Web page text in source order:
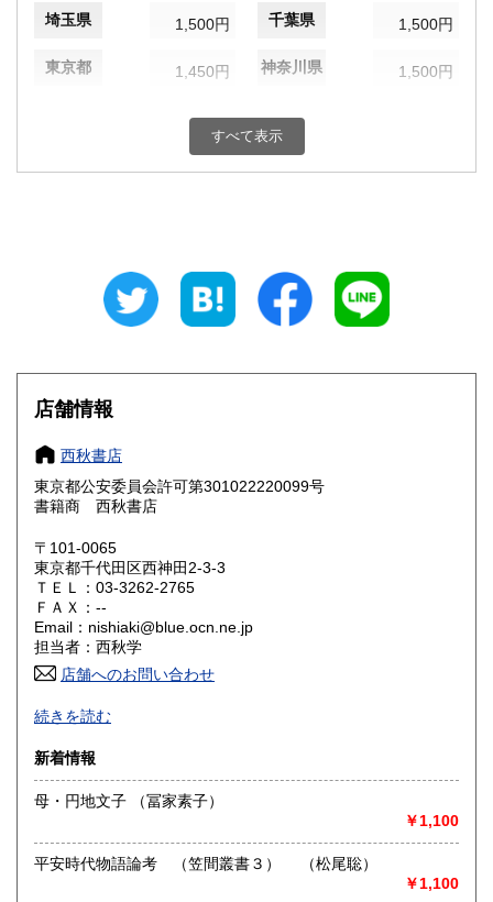
埼玉県 1,500円 千葉県 1,500円
東京都 1,450円 神奈川県 1,500円
1,500円 富山県
1,500円 三重県
大阪府
奈良県
鳥取県 1,780円 島根県
岡山県
山口県 1,780円
香川県
高知県 1,780円
佐賀県
熊本県 2,020円 大分県 2,020円
2,020円
沖縄県 2,160円
すべて表示
店舗情報
西秋書店
東京都公安委員会許可第301022220099号
書籍商 西秋書店
〒101-0065
東京都千代田区西神田2-3-3
ＴＥＬ：03-3262-2765
ＦＡＸ：--
Email：nishiaki@blue.ocn.ne.jp
担当者：西秋学
店舗へのお問い合わせ
◆店頭に無い場合がございますので、来店購入をご希望の場
合は事前にメールにてお問い合わせください。
◆返信・在庫確認・発送等に時間がかかりますので、お急ぎ
の方はご遠慮ください。
◆お問い合わせはメールにてお願いいたします。電話でのご
連絡・お問い合わせには対応できない場合がございます。
沿線名：JR総武線/地下鉄:東京メトロ半蔵門線・東西線 都
続きを読む
新着情報
母・円地文子 （冨家素子）
￥1,100
平安時代物語論考 （笠間叢書３） （松尾聡）
￥1,100